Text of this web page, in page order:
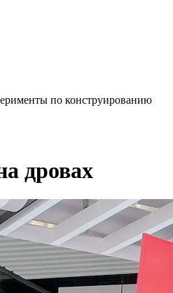
по конструированию
дровах